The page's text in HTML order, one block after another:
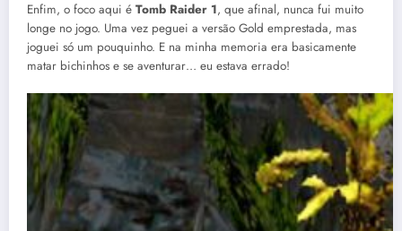
Enfim, o foco aqui é Tomb Raider 1, que afinal, nunca fui muito
longe no jogo. Uma vez peguei a versão Gold emprestada, mas
joguei só um pouquinho. E na minha memoria era basicamente
matar bichinhos e se aventurar… eu estava errado!